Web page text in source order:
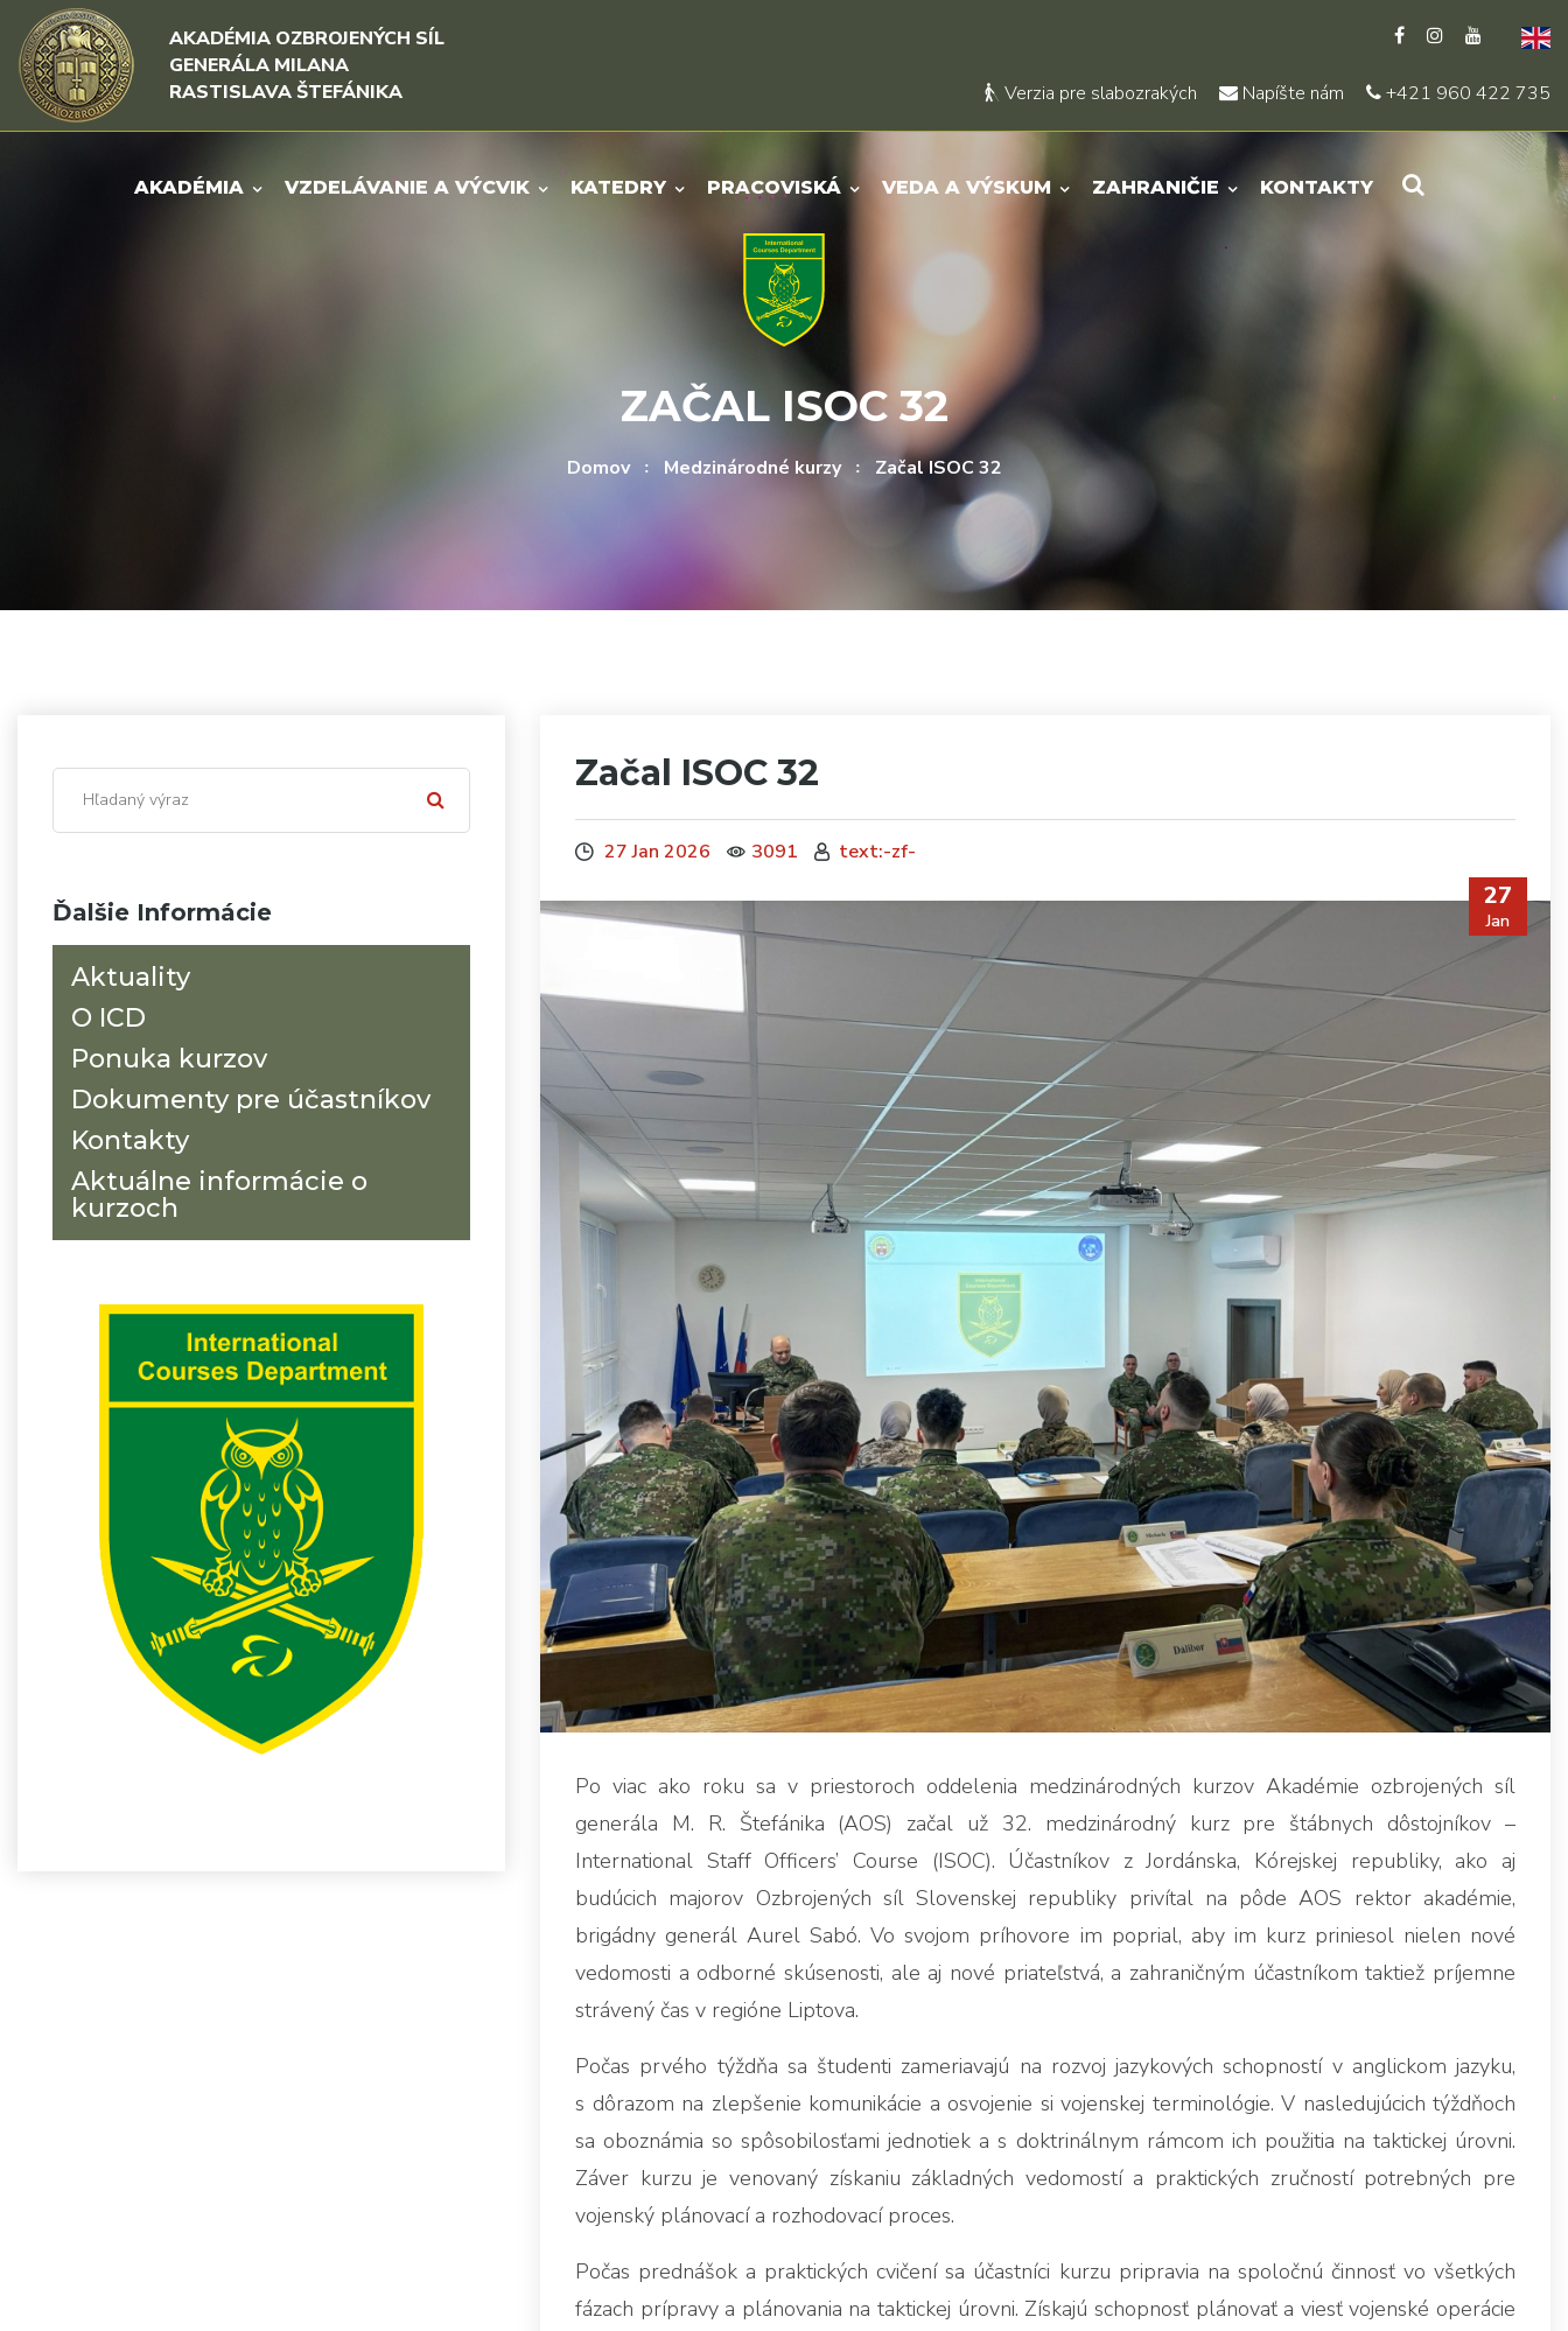
Rovno na obsah
Rovno na menu
AKADÉMIA OZBROJENÝCH SÍL
GENERÁLA MILANA
RASTISLAVA ŠTEFÁNIKA
Verzia pre slabozrakých Napíšte nám +421 960 422 735
AKADÉMIA VZDELÁVANIE A VÝCVIK KATEDRY PRACOVISKÁ VEDA A VÝSKUM ZAHRANIČIE KONTAKTY
ZAČAL ISOC 32
Domov Medzinárodné kurzy Začal ISOC 32
Ďalšie Informácie
Aktuality
O ICD
Ponuka kurzov
Dokumenty pre účastníkov
Kontakty
Aktuálne informácie o
kurzoch
Začal ISOC 32
27 Jan 2026 3091 text:-zf-
27
Jan
Po viac ako roku sa v priestoroch oddelenia medzinárodných kurzov Akadémie ozbrojených síl
generála M. R. Štefánika (AOS) začal už 32. medzinárodný kurz pre štábnych dôstojníkov –
International Staff Officers’ Course (ISOC). Účastníkov z Jordánska, Kórejskej republiky, ako aj
budúcich majorov Ozbrojených síl Slovenskej republiky privítal na pôde AOS rektor akadémie,
brigádny generál Aurel Sabó. Vo svojom príhovore im poprial, aby im kurz priniesol nielen nové
vedomosti a odborné skúsenosti, ale aj nové priateľstvá, a zahraničným účastníkom taktiež príjemne
strávený čas v regióne Liptova.
Počas prvého týždňa sa študenti zameriavajú na rozvoj jazykových schopností v anglickom jazyku,
s dôrazom na zlepšenie komunikácie a osvojenie si vojenskej terminológie. V nasledujúcich týždňoch
sa oboznámia so spôsobilosťami jednotiek a s doktrinálnym rámcom ich použitia na taktickej úrovni.
Záver kurzu je venovaný získaniu základných vedomostí a praktických zručností potrebných pre
vojenský plánovací a rozhodovací proces.
Počas prednášok a praktických cvičení sa účastníci kurzu pripravia na spoločnú činnosť vo všetkých
fázach prípravy a plánovania na taktickej úrovni. Získajú schopnosť plánovať a viesť vojenské operácie